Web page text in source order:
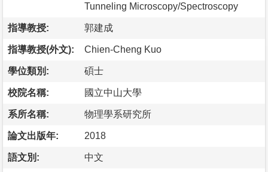
Tunneling Microscopy/Spectroscopy
指導教授: 郭建成
指導教授(外文): Chien-Cheng Kuo
學位類別: 碩士
校院名稱: 國立中山大學
系所名稱: 物理學系研究所
論文出版年: 2018
語文別: 中文